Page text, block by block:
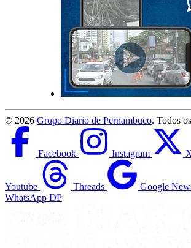
© 2026 Grupo Diario de Pernambuco. Todos
Facebook Instagram
Youtube Threads
Google
WhatsApp DP